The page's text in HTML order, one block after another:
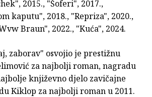
2015., "Šoferi", 2017.,
kaputu", 2018., "Repriza", 2020.,
Braun", 2022., "Kuća", 2024.
zaborav" osvojio je prestižnu
za najbolji roman, nagradu
književno djelo zavičajne
Kiklop za najbolji roman u 2011.